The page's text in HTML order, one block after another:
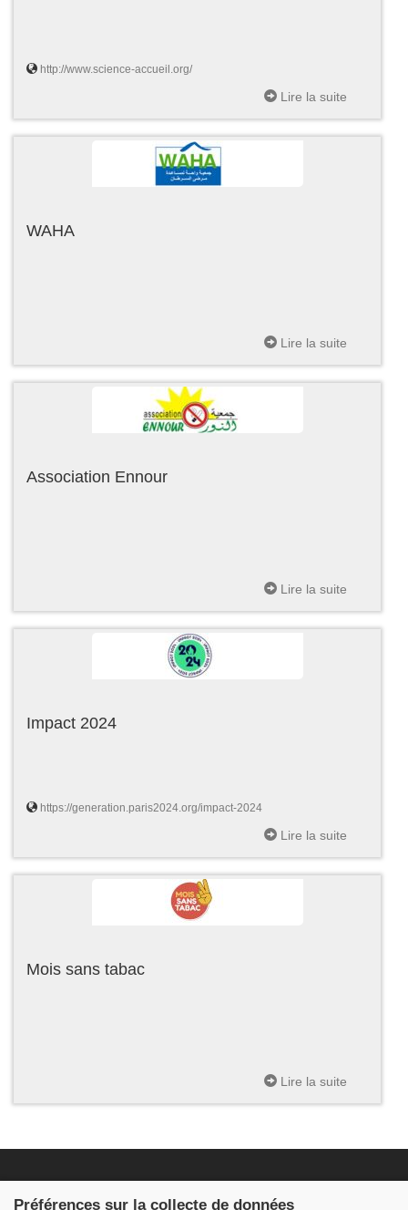
http://www.science-accueil.org/
Lire la suite
WAHA
Lire la suite
Association Ennour
Lire la suite
Impact 2024
https://generation.paris2024.org/impact-2024
Lire la suite
Mois sans tabac
Lire la suite
Préférences sur la collecte de données